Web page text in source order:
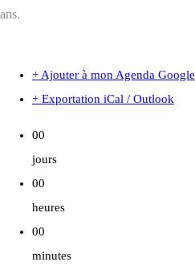
ans.
+ Ajouter à mon Agenda Google
+ Exportation iCal / Outlook
00
jours
00
heures
00
minutes